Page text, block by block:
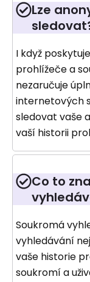
Lze
I když
prohlížeče a
nezaručuje
internetových
sledovat vaše
vaší historii
Co to
Soukromá
vyhledávání
vaše historie
soukromí a